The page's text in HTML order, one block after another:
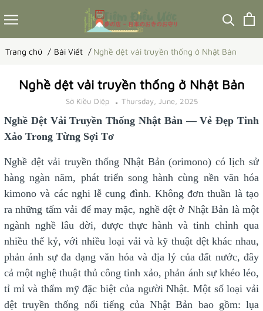
Trang chủ Bài Viết Nghề dệt vải truyền thống ở Nhật Bản
Nghề dệt vải truyền thống ở Nhật Bản
Sở Kiều Diệp Thursday, June, 2025
Nghề Dệt Vải Truyền Thống Nhật Bản — Vẻ Đẹp Tinh
Xảo Trong Từng Sợi Tơ
Nghề dệt vải truyền thống Nhật Bản (orimono) có lịch sử
hàng ngàn năm, phát triển song hành cùng nền văn hóa
kimono và các nghi lễ cung đình. Không đơn thuần là tạo
ra những tấm vải để may mặc, nghề dệt ở Nhật Bản là một
ngành nghề lâu đời, được thực hành và tinh chỉnh qua
nhiều thế kỷ, với nhiều loại vải và kỹ thuật dệt khác nhau,
phản ánh sự đa dạng văn hóa và địa lý của đất nước, đây
cả một nghệ thuật thủ công tinh xảo, phản ánh sự khéo léo,
tỉ mỉ và thẩm mỹ đặc biệt của người Nhật. Một số loại vải
dệt truyền thống nổi tiếng của Nhật Bản bao gồm: lụa